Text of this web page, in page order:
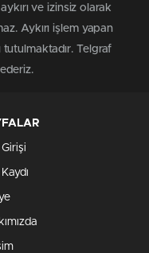
ve izinsiz olarak
Aykırı işlem yapan
tutulmaktadır. Telgraf